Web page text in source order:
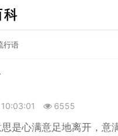
行语
6555
是心满意足地离开，意